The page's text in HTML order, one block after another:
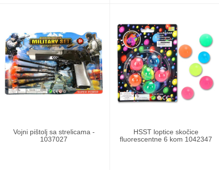
Vojni pištolj sa strelicama -
1037027
HSST loptice skočice
fluorescentne 6 kom 1042347